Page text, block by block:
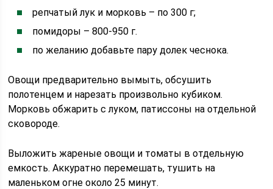
репчатый лук и морковь – по 300 г;
помидоры – 800-950 г.
по желанию добавьте пару долек чеснока.
Овощи предварительно вымыть, обсушить
полотенцем и нарезать произвольно кубиком.
Морковь обжарить с луком, патиссоны на отдельной
сковороде.
Выложить жареные овощи и томаты в отдельную
емкость. Аккуратно перемешать, тушить на
маленьком огне около 25 минут.